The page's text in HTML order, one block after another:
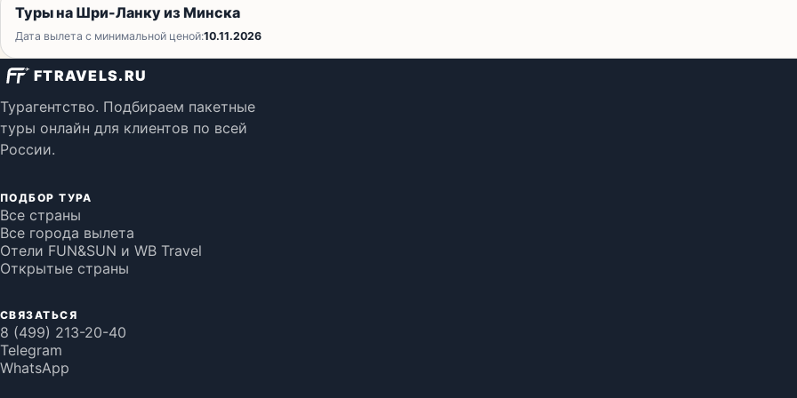
Туры на Шри-Ланку из Минска
Дата вылета с минимальной ценой:10.11.2026
FTRAVELS.RU
Турагентство. Подбираем пакетные
туры онлайн для клиентов по всей
России.
ПОДБОР ТУРА
Все страны
Все города вылета
Отели FUN&SUN и WB Travel
Открытые страны
СВЯЗАТЬСЯ
8 (499) 213-20-40
Telegram
WhatsApp